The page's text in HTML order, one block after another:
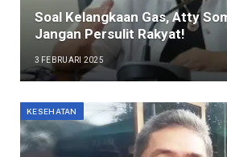
Soal Kelangkaan Gas, Atty
Jangan Persulit Rakyat!
3 FEBRUARI 2025
KESEHATAN